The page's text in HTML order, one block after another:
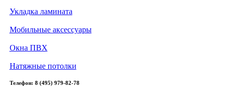
Укладка ламината
Мобильные аксессуары
Окна ПВХ
Натяжные потолки
Телефон: 8 (495) 979-82-78